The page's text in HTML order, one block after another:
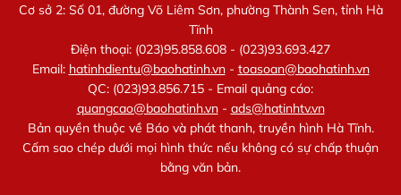
Cơ sở 2: Số 01, đường Võ Liêm Sơn, phường Thành Sen, tỉnh Hà
Tĩnh
Điện thoại: (023)95.858.608 - (023)93.693.427
Email: hatinhdientu@baohatinh.vn- toasoan@baohatinh.vn
QC: (023)93.856.715 - Email quảng cáo:
quangcao@baohatinh.vn- ads@hatinhtv.vn
Bản quyền thuộc về Báo và phát thanh, truyền hình Hà Tĩnh.
Cấm sao chép dưới mọi hình thức nếu không có sự chấp thuận
bằng văn bản.